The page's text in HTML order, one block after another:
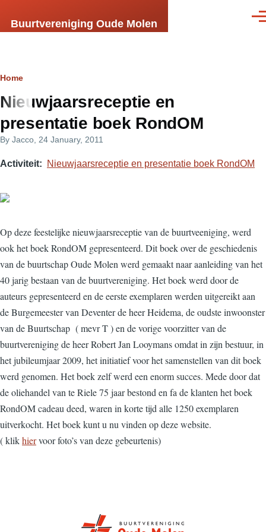
Buurtvereniging Oude Molen
Breadcrumb
Home
Nieuwjaarsreceptie en
presentatie boek RondOM
By Jacco , 24 January, 2011
Activiteit Nieuwjaarsreceptie en presentatie boek RondOM
Op deze feestelijke nieuwjaarsreceptie van de buurtveeniging, werd
ook het boek RondOM gepresenteerd. Dit boek over de geschiedenis
van de buurtschap Oude Molen werd gemaakt naar aanleiding van het
40 jarig bestaan van de buurtvereniging. Het boek werd door de
auteurs gepresenteerd en de eerste exemplaren werden uitgereikt aan
de Burgemeester van Deventer de heer Heidema, de oudste inwoonster
van de Buurtschap ( mevr T ) en de vorige voorzitter van de
buurtvereniging de heer Robert Jan Looymans omdat in zijn bestuur, in
het jubileumjaar 2009, het initiatief voor het samenstellen van dit boek
werd genomen. Het boek zelf werd een enorm succes. Mede door dat
de oliehandel van te Riele 75 jaar bestond en fa de klanten het boek
RondOM cadeau deed, waren in korte tijd alle 1250 exemplaren
uitverkocht. Het boek kunt u nu vinden op deze website.
( klikhiervoor foto’s van deze gebeurtenis)